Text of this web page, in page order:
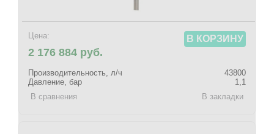
Цена:
2 176 884 руб.
В КОРЗИНУ
Производительность, л/ч
43800
Давление, бар
1,1
В сравнения
В закладки